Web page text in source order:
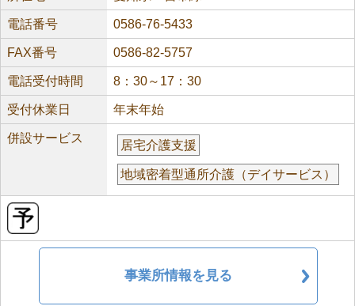
電話番号 0586-76-5433
FAX番号 0586-82-5757
電話受付時間 8：30～17：30
受付休業日 年末年始
併設サービス
居宅介護支援
地域密着型通所介護（デイサービス）
事業所情報を見る